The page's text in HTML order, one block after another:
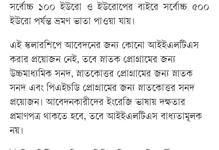
সর্বোচ্চ ১০০ ইউরো ও ইউরোপের বাইরে সর্বোচ্চ ৫০০
ইউরো পর্যন্ত ভ্রমণ ভাতা পাওয়া যায়।
এই স্কলারশিপে আবেদনের জন্য কোনো আইইএলটিএস
করার প্রয়োজন নেই, তবে স্নাতক প্রোগ্রামের জন্য
উচ্চমাধ্যমিক সনদ, স্নাতকোত্তর প্রোগ্রামের জন্য স্নাতক
সনদ এবং পিএইচডি প্রোগ্রামের জন্য স্নাতকোত্তর সনদ
প্রয়োজন। আবেদনকারীদের ইংরেজি ভাষায় দক্ষতার
প্রমাণপত্র থাকতে হবে, তবে আইইএলটিএস বাধ্যতামূলক
নয়।